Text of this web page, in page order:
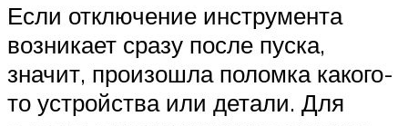
Если отключение инструмента
возникает сразу после пуска,
значит, произошла поломка какого-
то устройства или детали. Для